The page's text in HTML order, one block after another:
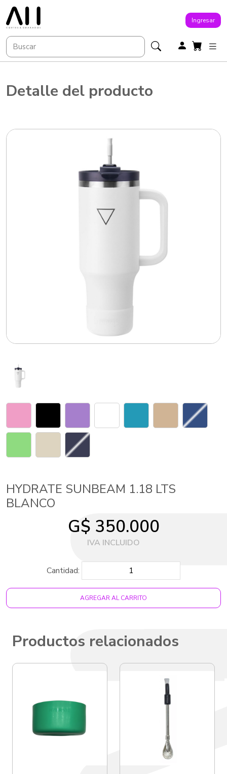
Ingresar
Detalle del producto
HYDRATE SUNBEAM 1.18 LTS
BLANCO
G$ 350.000
Cantidad:
AGREGAR AL CARRITO
Productos relacionados